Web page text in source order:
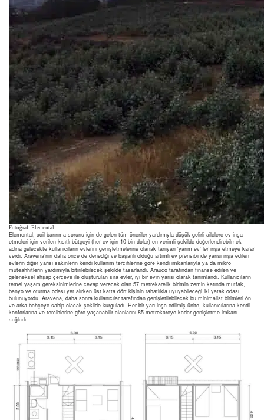
Fotoğraf: Elemental
Elemental, acil barınma sorunu için de gelen tüm öneriler yardımıyla düşük gelirli ailelere ev inşa
etmeleri için verilen kısıtlı bütçeyi (her ev için 10 bin dolar) en verimli şekilde değerlendirebilmek
adına gelecekte kullanıcıların evlerini genişletmelerine olanak tanıyan ‘yarım ev’ ler inşa etmeye karar
verdi. Aravena’nın daha önce de denediği ve başarılı olduğu artımlı ev prensibinde yarısı inşa edilen
evlerin diğer yarısı sakinlerin kendi kullanım tercihlerine göre kendi imkanlarıyla ya da mikro
müteahhitlerin yardımıyla bitirilebilecek şekilde tasarlandı. Arauco tarafından finanse edilen ve
geleneksel ahşap çerçeve ile oluşturulan sıra evler, iyi bir evin yarısı olarak tanımlandı. Kullanıcıların
temel yaşam gereksinimlerine cevap verecek olan 57 metrekarelik birimin zemin katında mutfak,
banyo ve oturma odası yer alırken üst katta dört kişinin rahatlıkla uyuyabileceği iki yatak odası
bulunuyordu. Aravena, daha sonra kullanıcılar tarafından genişletilebilecek bu minimalist birimleri ön
ve arka bahçeye sahip olacak şekilde kurguladı. Her bir yarı inşa edilmiş ünite, kullanıcılarına kendi
konforlarına ve tercihlerine göre yaşanabilir alanlarını 85 metrekareye kadar genişletme imkanı
sağladı.